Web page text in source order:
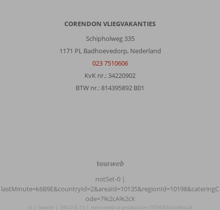
CORENDON VLIEGVAKANTIES
Schipholweg 335
1171 PL Badhoevedorp, Nederland
023 7510606
KvK nr.: 34220902
BTW nr.: 814395892 B01
TourWeb
©
NetMatch
notSet-0 |
lastMinute=k6B9E&countryId=2&areaId=10135&regionId=10198&cateringC
ode=7%2cA%2cX
nl | Search | 380.0.0.13 | netm-web-ui-production-7f756f55dd-8km24